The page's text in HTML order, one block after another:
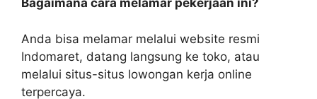
Bagaimana cara melamar pekerjaan ini?
Anda bisa melamar melalui website resmi
Indomaret, datang langsung ke toko, atau
melalui situs-situs lowongan kerja online
terpercaya.